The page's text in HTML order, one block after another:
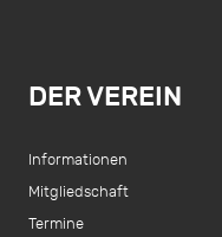
DER VEREIN
Informationen
Mitgliedschaft
Termine